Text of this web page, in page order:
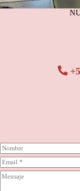
N
o
m
b
r
C
o
r
C